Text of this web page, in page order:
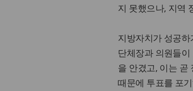
지 못했으나, 지역
지방자치가 성공
단체장과 의원들
을 안겼고, 이는 곧
때문에 투표를 포